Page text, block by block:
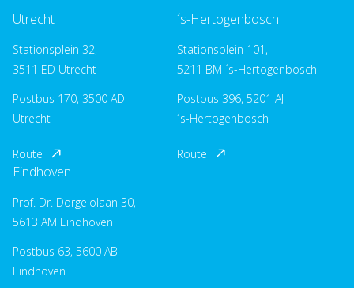
Utrecht
Stationsplein 32,
3511 ED Utrecht
Postbus 170, 3500 AD
Utrecht
Route
´s-Hertogenbosch
Stationsplein 101,
5211 BM ´s-Hertogenbosch
Postbus 396, 5201 AJ
´s-Hertogenbosch
Route
Eindhoven
Prof. Dr. Dorgelolaan 30,
5613 AM Eindhoven
Postbus 63, 5600 AB
Eindhoven